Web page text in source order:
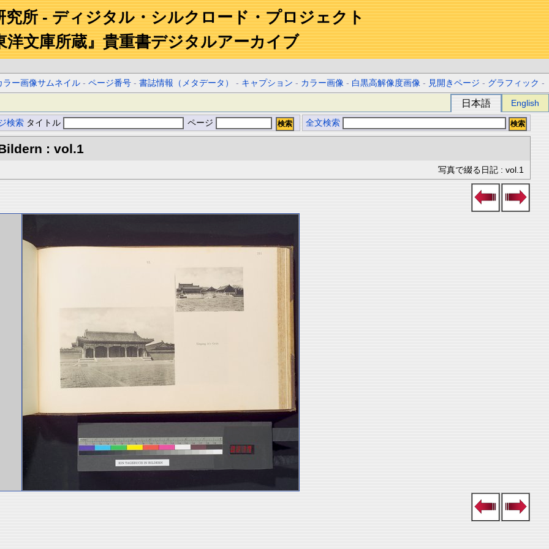
究所 - ディジタル・シルクロード・プロジェクト
洋文庫所蔵』貴重書デジタルアーカイブ
ラー画像サムネイル -ページ番号 -書誌情報（メタデータ） - キャプション - カラー画像 - 白黒高解像度画像 - 見開きページ - グラフィック -
日本語 English
検索 タイトル ページ 全文検索
: vol.1
写真で綴る日記 : vol.1